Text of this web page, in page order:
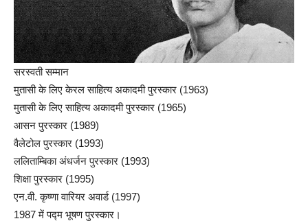
सरस्वती सम्मान
मुतासी के लिए केरल साहित्य अकादमी पुरस्कार (1963)
मुतासी के लिए साहित्य अकादमी पुरस्कार (1965)
आसन पुरस्कार (1989)
वैलेटोल पुरस्कार (1993)
ललिताम्बिका अंधर्जन पुरस्कार (1993)
शिक्षा पुरस्कार (1995)
एन.वी. कृष्णा वारियर अवार्ड (1997)
1987 में पद्म भूषण पुरस्कार।